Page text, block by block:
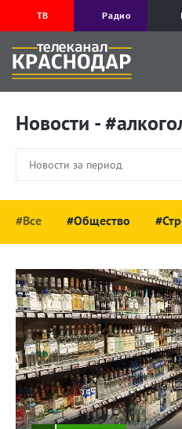
ТВ Радио
Новости -
#Все #Общество